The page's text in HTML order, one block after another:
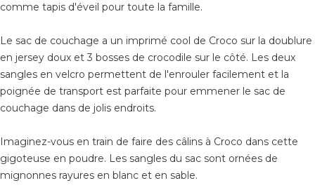
comme tapis d'éveil pour toute la famille.
Le sac de couchage a un imprimé cool de Croco sur la doublure
en jersey doux et 3 bosses de crocodile sur le côté. Les deux
sangles en velcro permettent de l'enrouler facilement et la
poignée de transport est parfaite pour emmener le sac de
couchage dans de jolis endroits.
Imaginez-vous en train de faire des câlins à Croco dans cette
gigoteuse en poudre. Les sangles du sac sont ornées de
mignonnes rayures en blanc et en sable.